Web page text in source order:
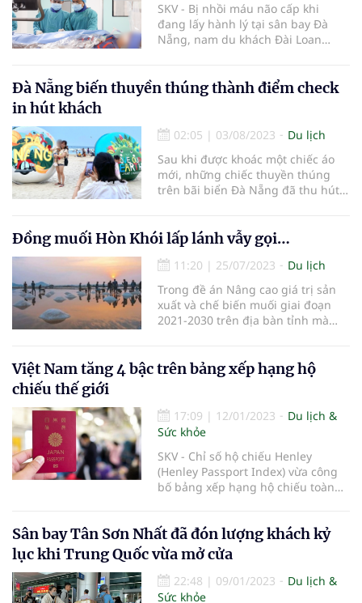
SKV - Bị nhồi máu não cấp khi
đang lấy hành lý tại sân bay Đà
Nẵng, nam du khách Đài Loan
Đà Nẵng biến thuyền thúng thành điểm check
in hút khách
02:05 | 03/08/2023
Du lịch
Sau khi được khoác một chiếc áo
mới, những chiếc thuyền thúng
trên bãi biển Đà Nẵng đã thu hút
Đồng muối Hòn Khói lấp lánh vẫy gọi…
11:20 | 25/07/2023
Du lịch
Trong đề án Nâng cao giá trị sản
xuất và chế biến muối giai đoạn
2021-2030 trên địa bàn tỉnh mà
hành ngày 26/7/2021) có nội dung
phát triển nghề sản xuất muối
Việt Nam tăng 4 bậc trên bảng xếp hạng hộ
chiếu thế giới
17:09 | 12/01/2023
Du lịch &
Sức khỏe
SKV - Chỉ số hộ chiếu Henley
(Henley Passport Index) vừa công
bố bảng xếp hạng hộ chiếu toàn
điểm đến mà không cần xin visa
hoặc chỉ cần e-visa hay visa cửa
khẩu.
Sân bay Tân Sơn Nhất đã đón lượng khách kỷ
lục khi Trung Quốc vừa mở cửa
22:48 | 09/01/2023
Du lịch &
Sức khỏe